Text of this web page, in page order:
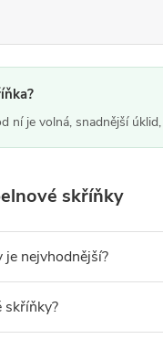
ní je volná, snadnější
skříňky
je nejvhodnější?
skříňky?